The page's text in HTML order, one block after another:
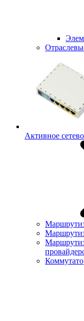
Активное